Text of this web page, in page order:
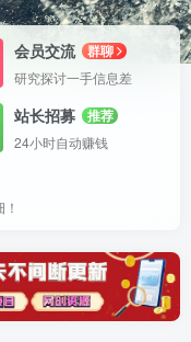
会员交流
群聊
研究探讨一手信息差
站长招募
推荐
24小时自动赚钱